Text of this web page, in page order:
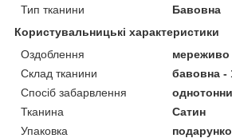
Тип тканини
Бавовна
Користувальницькі характеристики
Оздоблення
мереживо
Склад тканини
бавовна -
Спосіб забарвлення
Тканина
Сатин
Упаковка